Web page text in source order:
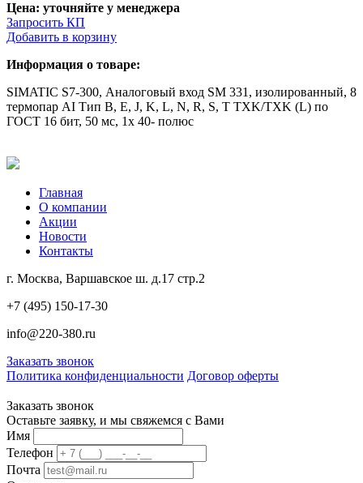
Цена: уточняйте у менеджера
Запросить КП
Добавить в корзину
Информация о товаре:
SIMATIC S7-300, Аналоговый вход SM 331, изолированный, 8
термопар AI Тип B, E, J, K, L, N, R, S, T TXK/TXK (L) по
ГОСТ 16 бит, 50 мс, 1x 40- полюс
Главная
О компании
Акции
Новости
Контакты
г. Москва, Варшавское ш. д.17 стр.2
+7 (495) 150-17-30
info@220-380.ru
Заказать звонок
Политика конфиденциальности Договор оферты
Заказать звонок
Оставьте заявку, и мы свяжемся с Вами
Имя
Телефон
Почта